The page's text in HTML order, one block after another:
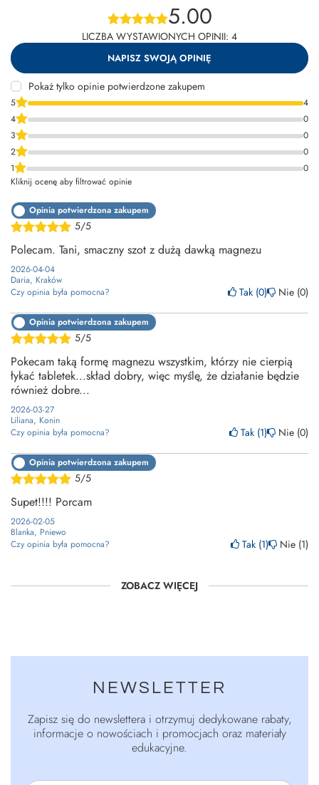
5.00
LICZBA WYSTAWIONYCH OPINII: 4
NAPISZ SWOJĄ OPINIĘ
Pokaż tylko opinie potwierdzone zakupem
5
4
4
0
3
0
2
0
1
0
Kliknij ocenę aby filtrować opinie
5/5
Opinia potwierdzona zakupem
Polecam. Tani, smaczny szot z dużą dawką magnezu
2026-04-04
Daria, Kraków
Czy opinia była pomocna?
Tak 0 Nie 0
5/5
Opinia potwierdzona zakupem
Pokecam taką formę magnezu wszystkim, którzy nie cierpią
łykać tabletek...skład dobry, więc myślę, że działanie będzie
również dobre...
2026-03-27
Liliana, Konin
Czy opinia była pomocna?
Tak 1 Nie 0
5/5
Opinia potwierdzona zakupem
Supet!!!! Porcam
2026-02-05
Blanka, Pniewo
Czy opinia była pomocna?
Tak 1 Nie 1
ZOBACZ WIĘCEJ
NEWSLETTER
Zapisz się do newslettera i otrzymuj dedykowane rabaty,
informacje o nowościach i promocjach oraz materiały
edukacyjne.